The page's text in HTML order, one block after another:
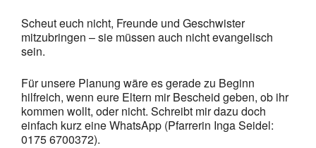
Scheut euch nicht, Freunde und Geschwister
mitzubringen – sie müssen auch nicht evangelisch
sein.
Für unsere Planung wäre es gerade zu Beginn
hilfreich, wenn eure Eltern mir Bescheid geben, ob ihr
kommen wollt, oder nicht. Schreibt mir dazu doch
einfach kurz eine WhatsApp (Pfarrerin Inga Seidel:
0175 6700372).